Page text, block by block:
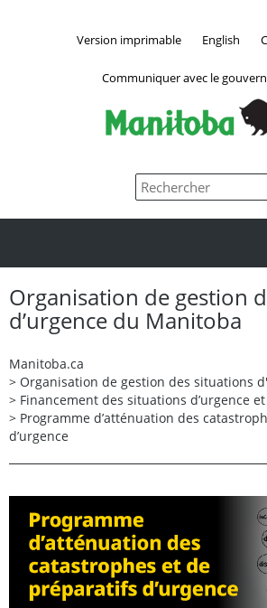
Version imprimable English
Communiquer avec le
Organisation de gestion
d’urgence du Manitoba
Manitoba.ca
> Organisation de gestion des situations
> Financement des situations d’urgence
> Programme d’atténuation des
d’urgence